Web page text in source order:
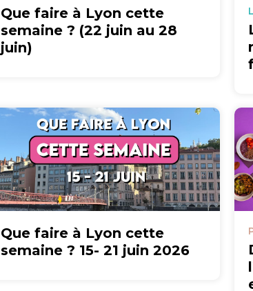
Que faire à Lyon cette
semaine ? (22 juin au 28
juin)
Que faire à Lyon cette
semaine ? 15- 21 juin 2026